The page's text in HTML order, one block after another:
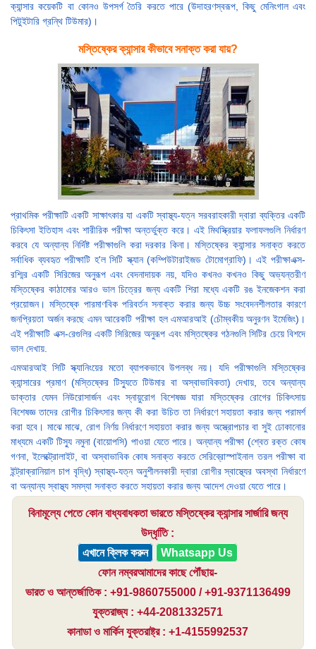
ক্যান্সার কয়েকটি বা কোনও উপসর্গ তৈরি করতে পারে (উদাহরণস্বরূপ, কিছু মেনিংগাল এবং
পিটুইটারি গ্রন্থি টিউমার)।
মস্তিষ্কের ক্যান্সার কীভাবে সনাক্ত করা যায়?
প্রাথমিক পরীক্ষাটি একটি সাক্ষাৎকার যা একটি স্বাস্থ্য-যত্ন সরবরাহকারী দ্বারা ব্যক্তির একটি
চিকিৎসা ইতিহাস এবং শারীরিক পরীক্ষা অন্তর্ভুক্ত করে। এই মিথস্ক্রিয়ার ফলাফলগুলি নির্ধারণ
করবে যে অন্যান্য নির্দিষ্ট পরীক্ষাগুলি করা দরকার কিনা। মস্তিষ্কের ক্যান্সার সনাক্ত করতে
সর্বাধিক ব্যবহৃত পরীক্ষাটি হ'ল সিটি স্ক্যান (কম্পিউটারাইজড টোমোগ্রাফি)। এই পরীক্ষাএক্স-
রশ্মির একটি সিরিজের অনুরূপ এবং বেদনাদায়ক নয়, যদিও কখনও কখনও কিছু অভ্যন্তরীণ
মস্তিষ্কের কাঠামোর আরও ভাল চিত্রের জন্য একটি শিরা মধ্যে একটি রঙ ইনজেকশন করা
প্রয়োজন। মস্তিষ্কে পারমাণবিক পরিবর্তন সনাক্ত করার জন্য উচ্চ সংবেদনশীলতার কারণে
জনপ্রিয়তা অর্জন করছে এমন আরেকটি পরীক্ষা হল এমআরআই (চৌম্বকীয় অনুরণন ইমেজিং)।
এই পরীক্ষাটি এক্স-রেগুলির একটি সিরিজের অনুরূপ এবং মস্তিষ্কের গঠনগুলি সিটির চেয়ে বিশদে
ভাল দেখায়.
এমআরআই সিটি স্ক্যানিংয়ের মতো ব্যাপকভাবে উপলব্ধ নয়। যদি পরীক্ষাগুলি মস্তিষ্কের
ক্যান্সারের প্রমাণ (মস্তিষ্কের টিস্যুতে টিউমার বা অস্বাভাবিকতা) দেখায়, তবে অন্যান্য
ডাক্তার যেমন নিউরোসার্জন এবং স্নায়ুরোগ বিশেষজ্ঞ যারা মস্তিষ্কের রোগের চিকিৎসায়
বিশেষজ্ঞ তাদের রোগীর চিকিৎসার জন্য কী করা উচিত তা নির্ধারণে সহায়তা করার জন্য পরামর্শ
করা হবে। মাঝে মাঝে, রোগ নির্ণয় নির্ধারণে সহায়তা করার জন্য অস্ত্রোপচার বা সুই ঢোকানোর
মাধ্যমে একটি টিস্যু নমুনা (বায়োপসি) পাওয়া যেতে পারে। অন্যান্য পরীক্ষা (শ্বেত রক্ত কোষ
গণনা, ইলেক্ট্রোলাইট, বা অস্বাভাবিক কোষ সনাক্ত করতে সেরিব্রোস্পাইনাল তরল পরীক্ষা বা
ইন্ট্রাক্রানিয়াল চাপ বৃদ্ধি) স্বাস্থ্য-যত্ন অনুশীলনকারী দ্বারা রোগীর স্বাস্থ্যের অবস্থা নির্ধারণে
বা অন্যান্য স্বাস্থ্য সমস্যা সনাক্ত করতে সহায়তা করার জন্য আদেশ দেওয়া যেতে পারে।
বিনামূল্যে পেতে কোন বাধ্যবাধকতা ভারতে মস্তিষ্কের ক্যান্সার সার্জারি জন্য
উদ্ধৃতিি :
এখানে ক্লিক করুন
Whatsapp Us
ফোন নম্বরআমাদের কাছে পৌঁছায়-
ভারত ও আন্তর্জাতিক : +91-9860755000 / +91-9371136499
যুক্তরাজ্য : +44-2081332571
কানাডা ও মার্কিন যুক্তরাষ্ট্র : +1-4155992537